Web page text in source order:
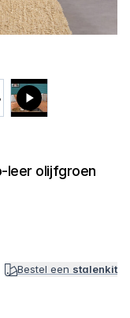
leer olijfgroen
Bestel een stalenkit